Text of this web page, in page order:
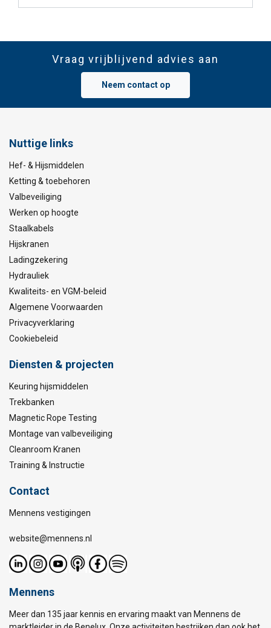
Vraag vrijblijvend advies aan
Neem contact op
Nuttige links
Hef- & Hijsmiddelen
Ketting & toebehoren
Valbeveiliging
Werken op hoogte
Staalkabels
Hijskranen
Ladingzekering
Hydrauliek
Kwaliteits- en VGM-beleid
Algemene Voorwaarden
Privacyverklaring
Cookiebeleid
Diensten & projecten
Keuring hijsmiddelen
Trekbanken
Magnetic Rope Testing
Montage van valbeveiliging
Cleanroom Kranen
Training & Instructie
Contact
Mennens vestigingen
website@mennens.nl
Mennens
Meer dan 135 jaar kennis en ervaring maakt van Mennens de